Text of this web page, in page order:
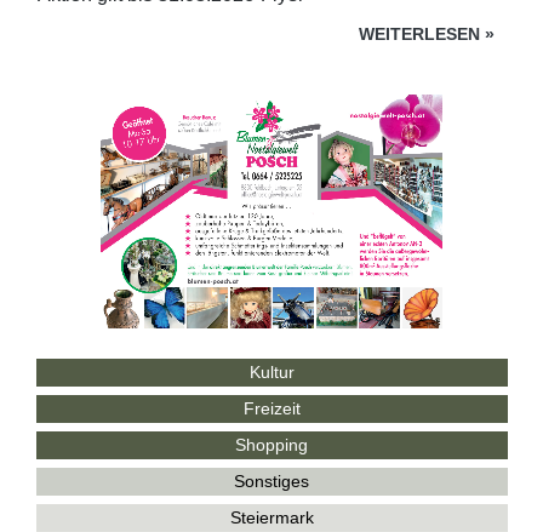
WEITERLESEN »
Kultur
Freizeit
Shopping
Sonstiges
Steiermark